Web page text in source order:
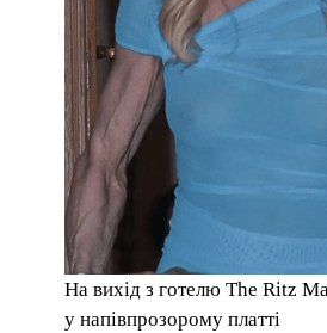
На вихід з готелю The Ritz
у напівпрозорому платті